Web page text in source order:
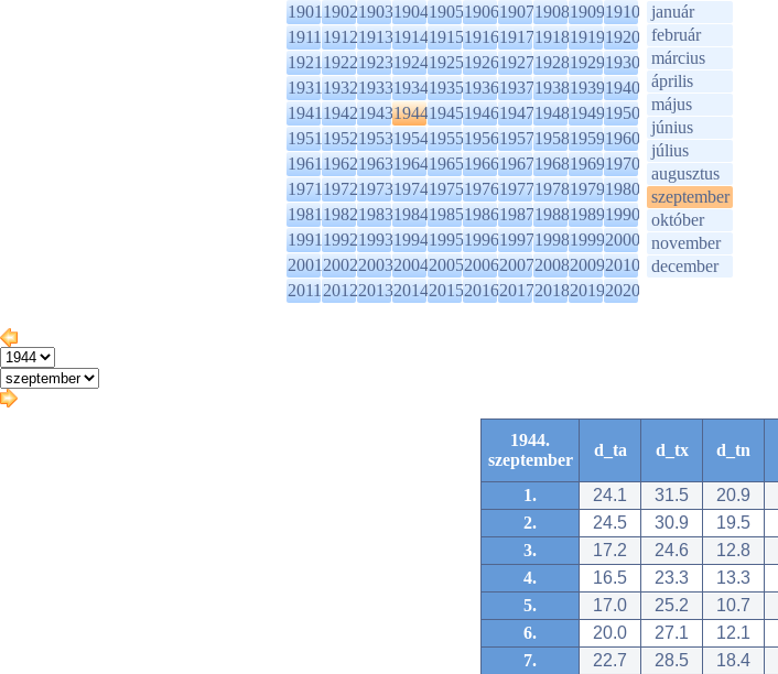
1901190219031904190519061907190819091910
1911191219131914191519161917191819191920
1921192219231924192519261927192819291930
1931193219331934193519361937193819391940
1941194219431944194519461947194819491950
1951195219531954195519561957195819591960
1961196219631964196519661967196819691970
1971197219731974197519761977197819791980
1981198219831984198519861987198819891990
1991199219931994199519961997199819992000
2001200220032004200520062007200820092010
2011201220132014201520162017201820192020
január
február
március
április
május
június
július
augusztus
szeptember
október
november
december
1944.
szeptember
d_ta d_tx d_tn
1. 24.1 31.5 20.9
2.
24.5 30.9 19.5
3.
17.2 24.6 12.8
4.
16.5 23.3 13.3
5.
17.0 25.2 10.7
6.
20.0 27.1 12.1
7.
22.7 28.5 18.4